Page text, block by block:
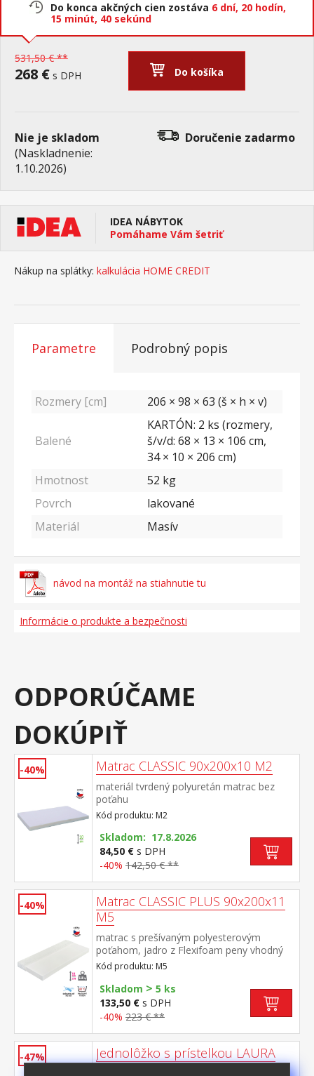
Do konca akčných cien zostáva 6 dní, 20 hodín,
15 minút, 39 sekúnd
531,50 € **
268 € s DPH Do košíka
Nie je skladom
(Naskladnenie:
1.10.2026)
Doručenie zadarmo
IDEA NÁBYTOK
Pomáhame Vám šetriť
Nákup na splátky: kalkulácia HOME CREDIT
Parametre Podrobný popis
Rozmery [cm] 206 × 98 × 63 (š × h × v)
Balené
KARTÓN: 2 ks (rozmery,
š/v/d: 68 × 13 × 106 cm,
34 × 10 × 206 cm)
Hmotnost
52 kg
Povrch
lakované
Materiál
Masív
návod na montáž na stiahnutie tu
Informácie o produkte a bezpečnosti
ODPORÚČAME
DOKÚPIŤ
-40% Matrac CLASSIC 90x200x10 M2
materiál tvrdený polyuretán matrac bez
poťahu
Kód produktu: M2
Skladom: 17.8.2026
84,50 € s DPH
-40% 142,50 € **
-40%
Matrac CLASSIC PLUS 90x200x11
M5
matrac s prešívaným polyesterovým
poťahom, jadro z Flexifoam peny vhodný
pre všetky typy roštov poťah snímateľný a
prateľný do 40 °C odporúčaná nosnosť do
110 kg
Kód produktu: M5
Skladom > 5 ks
133,50 € s DPH
-40% 223 € **
-47% Jednolôžko s prístelkou LAURA